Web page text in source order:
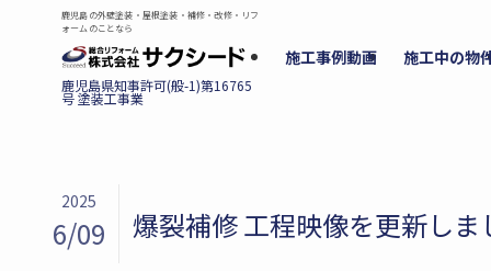
鹿児島の外壁塗装・屋根塗装・補修・改修・リフ
ォームのことなら
施工事例動画 施工中の物
爆裂補修 工程映像を更新しま
2025
6/09